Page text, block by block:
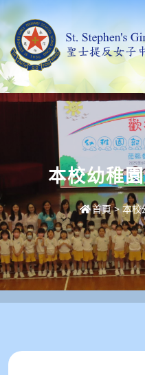
本校幼稚
首頁 > 本校